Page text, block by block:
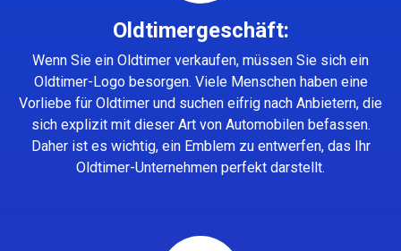
Oldtimergeschäft:
Wenn Sie ein Oldtimer verkaufen, müssen Sie sich ein
Oldtimer-Logo besorgen. Viele Menschen haben eine
Vorliebe für Oldtimer und suchen eifrig nach Anbietern, die
sich explizit mit dieser Art von Automobilen befassen.
Daher ist es wichtig, ein Emblem zu entwerfen, das Ihr
Oldtimer-Unternehmen perfekt darstellt.